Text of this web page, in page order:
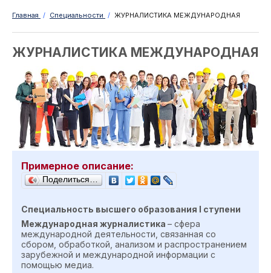
Главная / Специальности / ЖУРНАЛИСТИКА МЕЖДУНАРОДНАЯ
ЖУРНАЛИСТИКА МЕЖДУНАРОДНАЯ
Примерное описание:
Поделиться…
Специальность высшего образования I ступени
Международная журналистика – сфера
международной деятельности, связанная со
сбором, обработкой, анализом и распространением
зарубежной и международной информации с
помощью медиа.